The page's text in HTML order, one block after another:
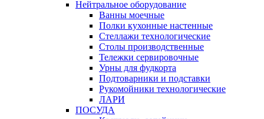
Нейтральное оборудование
Ванны моечные
Полки кухонные настенные
Стеллажи технологические
Столы производственные
Тележки сервировочные
Урны для фудкорта
Подтоварники и подставки
Рукомойники технологические
ЛАРИ
ПОСУДА